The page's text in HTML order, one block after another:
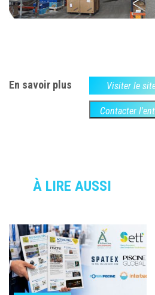
En savoir plus Visiter le
Contacter
À LIRE AUSSI